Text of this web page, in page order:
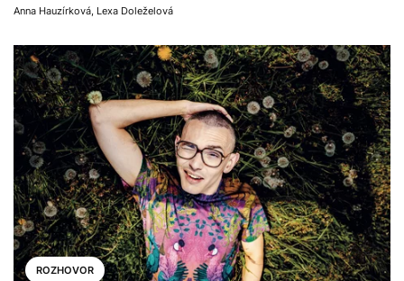
Anna Hauzírková Lexa Doleželová
ROZHOVOR